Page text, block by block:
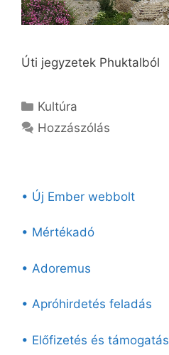
Úti jegyzetek Phuktalból
Kategória
Kultúra
Hozzászólás
• Új Ember webbolt
• Mértékadó
• Adoremus
• Apróhirdetés feladás
• Előfizetés és támogatás